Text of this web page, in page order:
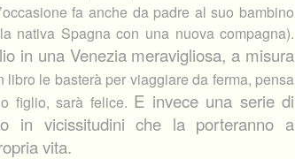
fa anche da padre al suo bambino
nativa Spagna con una nuova compagna).
in una Venezia meravigliosa, a misura
libro le basterà per viaggiare da ferma, pensa
figlio, sarà felice. E invece una serie di
in vicissitudini che la porteranno a
vita.